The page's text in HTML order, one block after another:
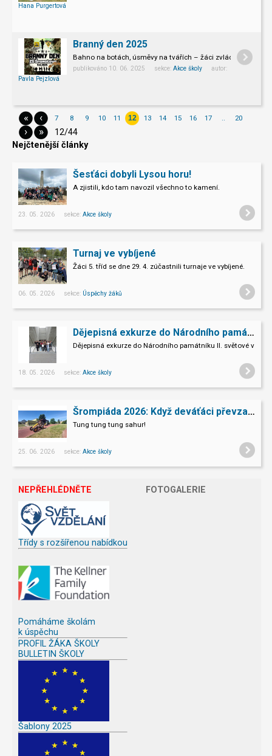
Hana Purgertová
Branný den 2025
Bahno na botách, úsměvy na tvářích – žáci zvládli branný
publikováno 10. 06. 2025 sekce: Akce školy autor:
Pavla Pejzlová
« ‹ 7 8 9 10 11 12 13 14 15 16 17 .. 20
› »
12/44
Nejčtenější články
Šesťáci dobyli Lysou horu!
A zjistili, kdo tam navozil všechno to kamení.
23. 05. 2026 sekce: Akce školy
Turnaj ve vybíjené
Žáci 5. tříd se dne 29. 4. zúčastnili turnaje ve vybíjené.
06. 05. 2026 sekce: Úspěchy žáků
Dějepisná exkurze do Národního památníku II. sv. války v Hrabyni
Dějepisná exkurze do Národního památníku II. světové války
18. 05. 2026 sekce: Akce školy
Šrompiáda 2026: Když deváťáci převzali velení
Tung tung tung sahur!
25. 06. 2026 sekce: Akce školy
NEPŘEHLÉDNĚTE
Třídy s rozšířenou nabídkou
Pomáháme školám
k úspěchu
PROFIL ŽÁKA ŠKOLY
BULLETIN ŠKOLY
Šablony 2025
FOTOGALERIE